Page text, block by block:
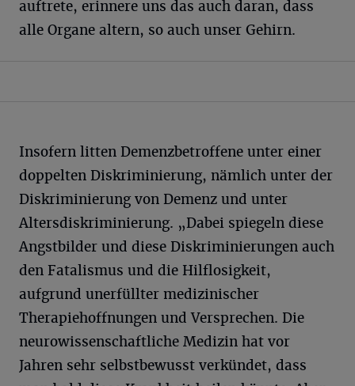
auftrete, erinnere uns das auch daran, dass
alle Organe altern, so auch unser Gehirn.
Insofern litten Demenzbetroffene unter einer
doppelten Diskriminierung, nämlich unter der
Diskriminierung von Demenz und unter
Altersdiskriminierung. „Dabei spiegeln diese
Angstbilder und diese Diskriminierungen auch
den Fatalismus und die Hilflosigkeit,
aufgrund unerfüllter medizinischer
Therapiehoffnungen und Versprechen. Die
neurowissenschaftliche Medizin hat vor
Jahren sehr selbstbewusst verkündet, dass